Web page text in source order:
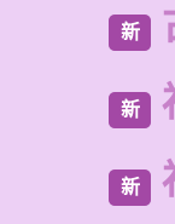
新
新
新